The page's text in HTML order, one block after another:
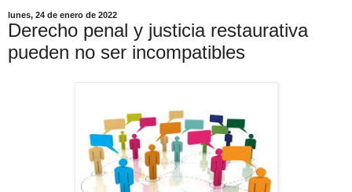
lunes, 24 de enero de 2022
Derecho penal y justicia restaurativa
pueden no ser incompatibles